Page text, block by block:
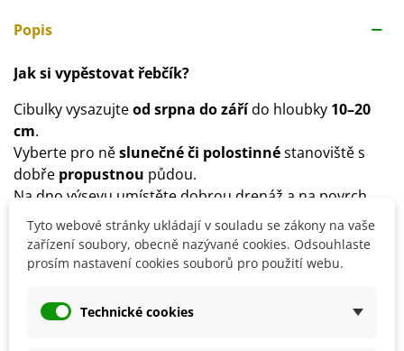
Popis
Jak si vypěstovat řebčík?
Cibulky vysazujteod srpna do zářído hloubky 10–20
cm.
Vyberte pro něslunečné či polostinnéstanoviště s
dobře propustnou půdou.
Na dno výsevu umístěte dobrou drenáž a na povrch
substrátu kamennou drť či mulčovací kůru.
Přes zimu je možné nechat cibulky v půdě.
POZOR : Celá rostlina je jedovatá, především cibule!
Tyto webové stránky ukládají v souladu se zákony na vaše
zařízení soubory, obecně nazývané cookies. Odsouhlaste
prosím nastavení cookies souborů pro použití webu.
Technické cookies